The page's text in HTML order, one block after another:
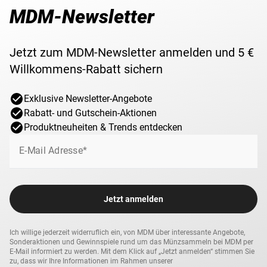
MDM-Newsletter
Jetzt zum MDM-Newsletter anmelden und 5 €
Willkommens-Rabatt sichern
Exklusive Newsletter-Angebote
Rabatt- und Gutschein-Aktionen
Produktneuheiten & Trends entdecken
E-Mail Adresse*
Jetzt anmelden
Ich willige jederzeit widerruflich ein, von MDM über interessante Angebote,
Sonderaktionen und Gewinnspiele rund um das Münzsammeln bei MDM per
E-Mail informiert zu werden. Mit dem Klick auf „Jetzt anmelden“ stimmen Sie
zu, dass wir Ihre Informationen im Rahmen unserer